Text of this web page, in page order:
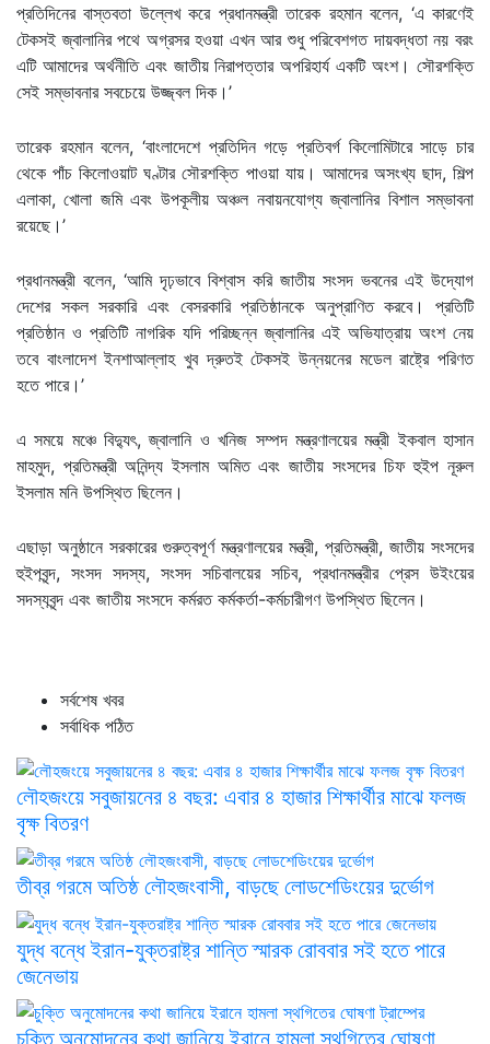
প্রতিদিনের বাস্তবতা উল্লেখ করে প্রধানমন্ত্রী তারেক রহমান বলেন, ‘এ কারণেই
টেকসই জ্বালানির পথে অগ্রসর হওয়া এখন আর শুধু পরিবেশগত দায়বদ্ধতা নয় বরং
এটি আমাদের অর্থনীতি এবং জাতীয় নিরাপত্তার অপরিহার্য একটি অংশ। সৌরশক্তি
সেই সম্ভাবনার সবচেয়ে উজ্জ্বল দিক।’
তারেক রহমান বলেন, ‘বাংলাদেশে প্রতিদিন গড়ে প্রতিবর্গ কিলোমিটারে সাড়ে চার
থেকে পাঁচ কিলোওয়াট ঘণ্টার সৌরশক্তি পাওয়া যায়। আমাদের অসংখ্য ছাদ, শিল্প
এলাকা, খোলা জমি এবং উপকূলীয় অঞ্চল নবায়নযোগ্য জ্বালানির বিশাল সম্ভাবনা
রয়েছে।’
প্রধানমন্ত্রী বলেন, ‘আমি দৃঢ়ভাবে বিশ্বাস করি জাতীয় সংসদ ভবনের এই উদ্যোগ
দেশের সকল সরকারি এবং বেসরকারি প্রতিষ্ঠানকে অনুপ্রাণিত করবে। প্রতিটি
প্রতিষ্ঠান ও প্রতিটি নাগরিক যদি পরিচ্ছন্ন জ্বালানির এই অভিযাত্রায় অংশ নেয়
তবে বাংলাদেশ ইনশাআল্লাহ খুব দ্রুতই টেকসই উন্নয়নের মডেল রাষ্ট্রে পরিণত
হতে পারে।’
এ সময়ে মঞ্চে বিদ্যুৎ, জ্বালানি ও খনিজ সম্পদ মন্ত্রণালয়ের মন্ত্রী ইকবাল হাসান
মাহমুদ, প্রতিমন্ত্রী অনিন্দ্য ইসলাম অমিত এবং জাতীয় সংসদের চিফ হুইপ নূরুল
ইসলাম মনি উপস্থিত ছিলেন।
এছাড়া অনুষ্ঠানে সরকারের গুরুত্বপূর্ণ মন্ত্রণালয়ের মন্ত্রী, প্রতিমন্ত্রী, জাতীয় সংসদের
হুইপবৃন্দ, সংসদ সদস্য, সংসদ সচিবালয়ের সচিব, প্রধানমন্ত্রীর প্রেস উইংয়ের
সদস্যবৃন্দ এবং জাতীয় সংসদে কর্মরত কর্মকর্তা-কর্মচারীগণ উপস্থিত ছিলেন।
সর্বশেষ খবর
সর্বাধিক পঠিত
লৌহজংয়ে সবুজায়নের ৪ বছর: এবার ৪ হাজার শিক্ষার্থীর মাঝে ফলজ
বৃক্ষ বিতরণ
তীব্র গরমে অতিষ্ঠ লৌহজংবাসী, বাড়ছে লোডশেডিংয়ের দুর্ভোগ
যুদ্ধ বন্ধে ইরান-যুক্তরাষ্ট্র শান্তি স্মারক রোববার সই হতে পারে
জেনেভায়